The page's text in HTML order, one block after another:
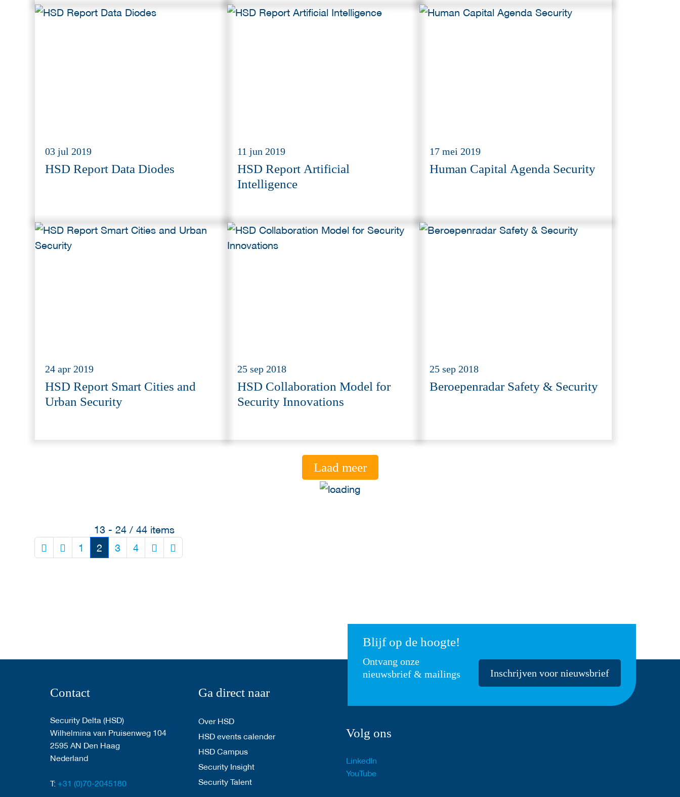
03 jul 2019
HSD Report Data Diodes
11 jun 2019
HSD Report Artificial
Intelligence
17 mei 2019
Human Capital Agenda Security
24 apr 2019
HSD Report Smart Cities and
Urban Security
25 sep 2018
HSD Collaboration Model for
Security Innovations
25 sep 2018
Beroepenradar Safety & Security
Laad meer
13 - 24 / 44 items
1
2 3 4
Blijf op de hoogte!
Ontvang onze
nieuwsbrief & mailings
Inschrijven voor nieuwsbrief
Contact
Security Delta (HSD)
Wilhelmina van Pruisenweg 104
2595 AN Den Haag
Nederland
T: +31 (0)70-2045180
Ga direct naar
Over HSD
HSD events calender
HSD Campus
Security Insight
Security Talent
Volg ons
LinkedIn
YouTube